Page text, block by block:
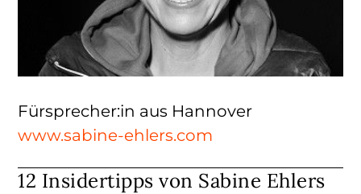
12 Insidertipps von Sabine Ehlers
Fürsprecher:in aus Hannover
www.sabine-ehlers.com